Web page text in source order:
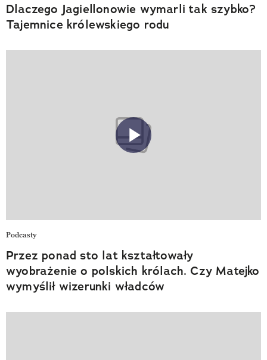
Dlaczego Jagiellonowie wymarli tak szybko?
Tajemnice królewskiego rodu
Podcasty
Przez ponad sto lat kształtowały
wyobrażenie o polskich królach. Czy Matejko
wymyślił wizerunki władców